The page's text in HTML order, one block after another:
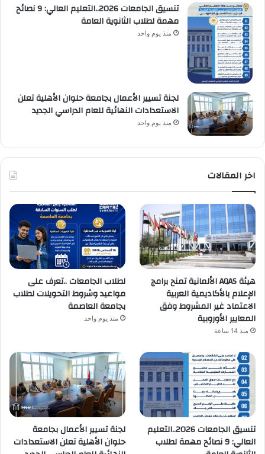
تنسيق الجامعات 2026..التعليم العالي: 9 نصائح
مهمة لطلاب الثانوية العامة
منذ يوم واحد
لجنة تسيير الأعمال بجامعة حلوان الأهلية تعلن
الاستعدادات النهائية للعام الدراسي الجديد
منذ يوم واحد
اخر المقالات
هيئة AQAS الألمانية تمنح برامج
الإعلام بالأكاديمية العربية
الاعتماد غير المشروط وفق
المعايير الأوروبية
منذ 14 ساعة
لطلاب الجامعات ..تعرف على
مواعيد وشروط التحويلات لطلاب
بجامعة العاصمة
منذ يوم واحد
تنسيق الجامعات 2026..التعليم
العالي: 9 نصائح مهمة لطلاب
لجنة تسيير الأعمال بجامعة
حلوان الأهلية تعلن الاستعدادات